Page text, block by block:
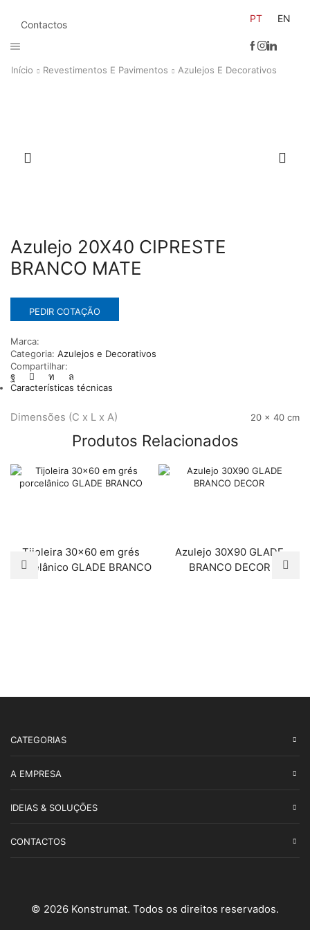
Contactos
PT EN
Início Revestimentos E Pavimentos Azulejos E Decorativos
Azulejo 20X40 CIPRESTE
BRANCO MATE
PEDIR COTAÇÃO
Marca:
Categoria: Azulejos e Decorativos
Compartilhar:
Características técnicas
Dimensões (C x L x A) 20 × 40 cm
Produtos Relacionados
Tijoleira 30×60 em grés
porcelânico GLADE BRANCO
Azulejo 30X90 GLADE
BRANCO DECOR
CATEGORIAS
A EMPRESA
IDEIAS & SOLUÇÕES
CONTACTOS
© 2026 Konstrumat. Todos os direitos reservados.